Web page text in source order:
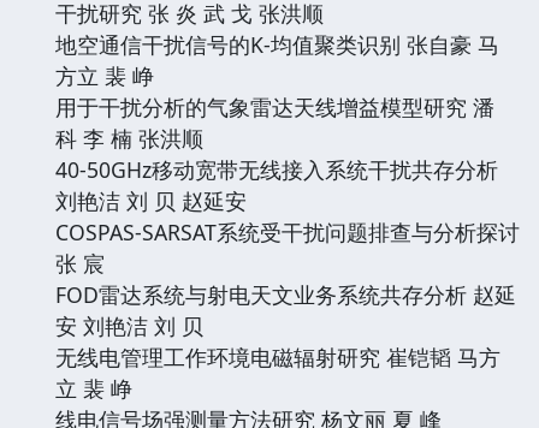
干扰研究 张 炎 武 戈 张洪顺
地空通信干扰信号的K-均值聚类识别 张自豪 马
方立 裴 峥
用于干扰分析的气象雷达天线增益模型研究 潘
科 李 楠 张洪顺
40-50GHz移动宽带无线接入系统干扰共存分析
刘艳洁 刘 贝 赵延安
COSPAS-SARSAT系统受干扰问题排查与分析探讨
张 宸
FOD雷达系统与射电天文业务系统共存分析 赵延
安 刘艳洁 刘 贝
无线电管理工作环境电磁辐射研究 崔铠韬 马方
立 裴 峥
线电信号场强测量方法研究 杨文丽 夏 峰